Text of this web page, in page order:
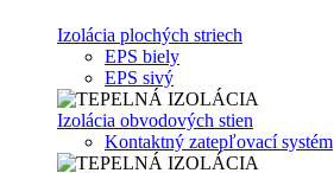
Izolácia plochých striech
EPS biely
EPS sivý
Izolácia obvodových stien
Kontaktný zatepľovací systém